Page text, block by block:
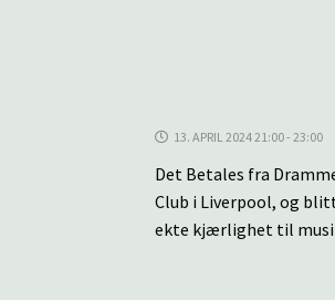
13. APRIL 2024 21:00 - 23:00
Det Betales fra
Club i Liverpool, og
ekte kjærlighet til